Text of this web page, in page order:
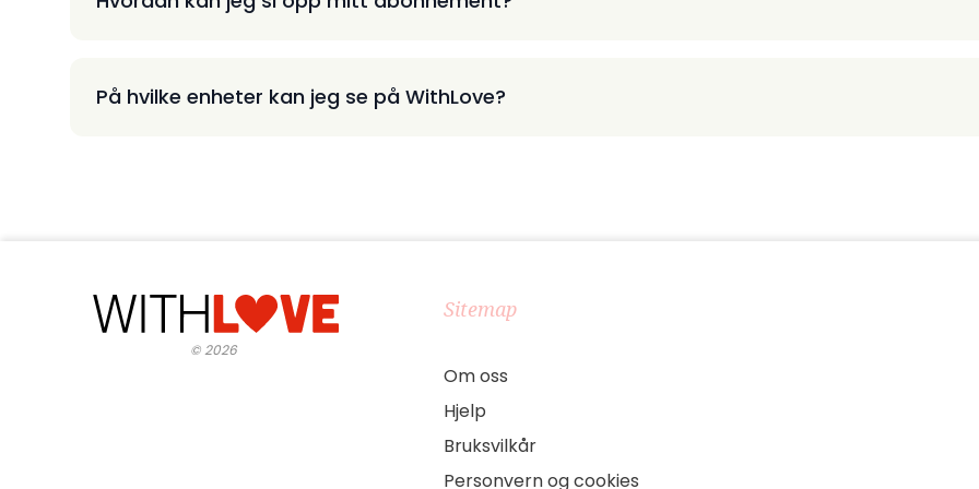
På hvilke enheter kan jeg se på WithLove?
©2026
Sitemap
Om oss
Hjelp
Bruksvilkår
Personvern og cookies